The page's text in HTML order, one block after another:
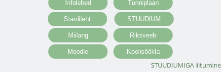
STUUDIUMIGA liitumine